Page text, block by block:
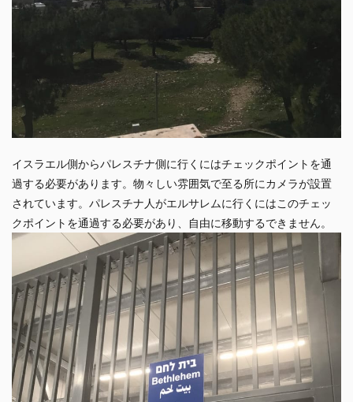
イスラエル側からパレスチナ側に行くにはチェックポイントを通
過する必要があります。物々しい雰囲気で至る所にカメラが設置
されています。パレスチナ人がエルサレムに行くにはこのチェッ
クポイントを通過する必要があり、自由に移動するできません。